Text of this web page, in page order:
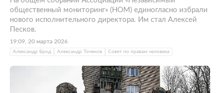
общественный мониторинг» (НОМ) единогласно избрали
нового исполнительного директора. Им стал Алексей
Песков.
19:09, 20 марта 2026
Александр Брод Александр Точенов Совет по правам человека